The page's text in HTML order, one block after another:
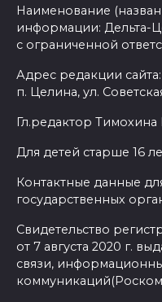
Наименование
информации: Дельта-
с ограниченной
Адрес редакции
п. Целина, ул.
Гл.редактор Тимохина
Для детей старше 16
Контактные данные
государственных
Свидетельство
от 7 августа 2020 г.
связи,